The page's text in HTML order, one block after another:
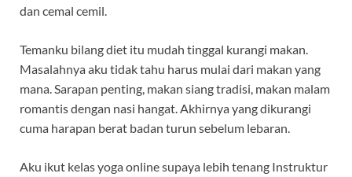
dan cemal cemil.
Temanku bilang diet itu mudah tinggal kurangi makan.
Masalahnya aku tidak tahu harus mulai dari makan yang
mana. Sarapan penting, makan siang tradisi, makan malam
romantis dengan nasi hangat. Akhirnya yang dikurangi
cuma harapan berat badan turun sebelum lebaran.
Aku ikut kelas yoga online supaya lebih tenang Instruktur